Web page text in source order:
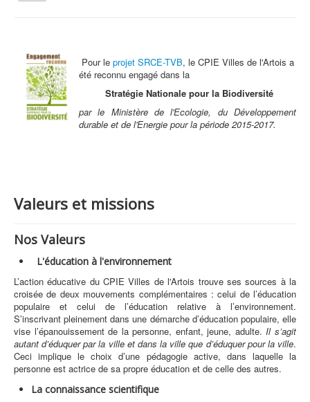
la
Qui sommes nous ?
Activités tout public
Animations et éducation
Contact
Bienvenue dans Mon Jardin au Naturel (BMJN)
Pour le projet SRCE-TVB, le CPIE Villes de l'Artois a
été reconnu engagé dans la
Stratégie Nationale pour la Biodiversité
par le Ministère de l'Ecologie, du Développement
durable et de l'Energie pour la période 2015-2017.
Valeurs et missions
Nos Valeurs
L'éducation à l'environnement
L’action éducative du CPIE Villes de l'Artois trouve ses sources à la
croisée de deux mouvements complémentaires : celui de l’éducation
populaire et celui de l’éducation relative à l’environnement.
S’inscrivant pleinement dans une démarche d’éducation populaire, elle
vise l’épanouissement de la personne, enfant, jeune, adulte.Il s’agit
autant d’éduquer par la ville et dans la ville que d’éduquer pour la ville.
Ceci implique le choix d’une pédagogie active, dans laquelle la
personne est actrice de sa propre éducation et de celle des autres.
La connaissance scientifique